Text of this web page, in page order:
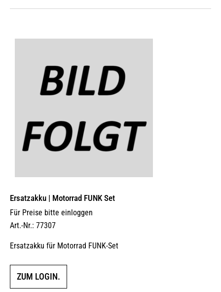
Ersatzakku | Motorrad FUNK Set
Für Preise bitte einloggen
Art.-Nr.: 77307
Ersatzakku für Motorrad FUNK-Set
ZUM LOGIN.